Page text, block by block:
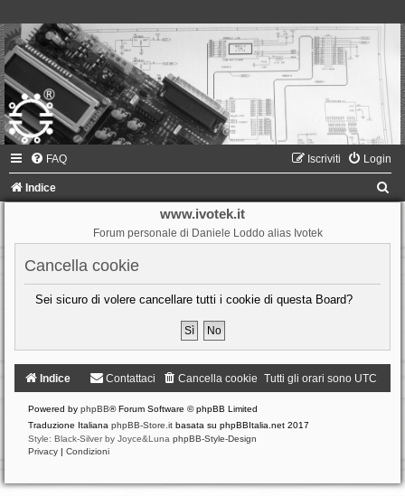
FAQ Login
Iscriviti
Indice
www.ivotek.it
Forum personale di Daniele Loddo alias Ivotek
Cancella cookie
Sei sicuro di volere cancellare tutti i cookie di questa Board?
Indice Tutti gli orari sono UTC
Cancella cookie
Contattaci
Powered by phpBB® Forum Software © phpBB Limited
Traduzione Italiana phpBB-Store.it basata su phpBBItalia.net 2017
Style: Black-Silver by Joyce&Luna phpBB-Style-Design
Privacy | Condizioni